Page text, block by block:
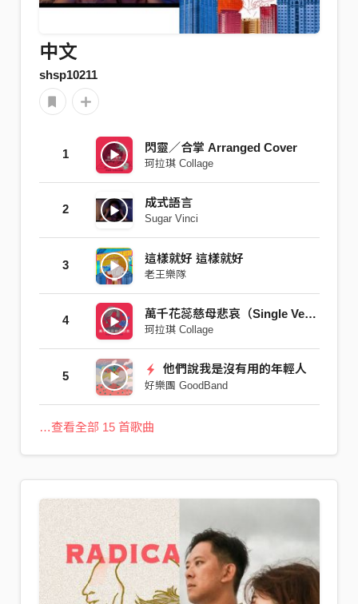
中文
shsp10211
1 閃靈／合掌 Arranged Cover
珂拉琪 Collage
2 成式語言
Sugar Vinci
3 這樣就好 這樣就好
老王樂隊
4 萬千花蕊慈母悲哀（Single Ver.）
珂拉琪 Collage
5
他們說我是沒有用的年輕人
好樂團 GoodBand
…查看全部 15 首歌曲